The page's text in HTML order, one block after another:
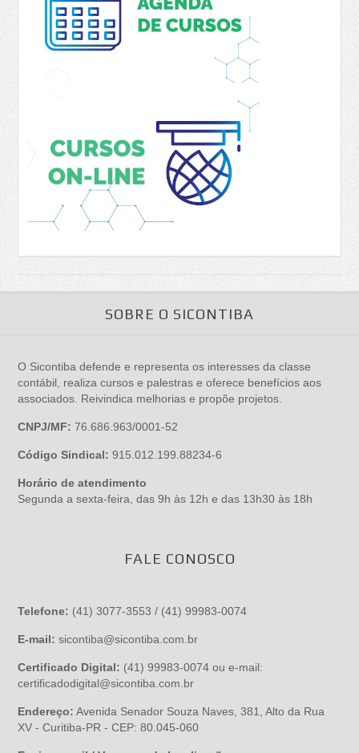
SOBRE O SICONTIBA
O Sicontiba defende e representa os interesses da classe
contábil, realiza cursos e palestras e oferece benefícios aos
associados. Reivindica melhorias e propõe projetos.
CNPJ/MF: 76.686.963/0001-52
Código Sindical: 915.012.199.88234-6
Horário de atendimento
Segunda a sexta-feira, das 9h às 12h e das 13h30 às 18h
FALE CONOSCO
Telefone: (41) 3077-3553 / (41) 99983-0074
E-mail:sicontiba@sicontiba.com.br
Certificado Digital: (41) 99983-0074 ou e-mail:
certificadodigital@sicontiba.com.br
Endereço: Avenida Senador Souza Naves, 381, Alto da Rua
XV - Curitiba-PR - CEP: 80.045-060